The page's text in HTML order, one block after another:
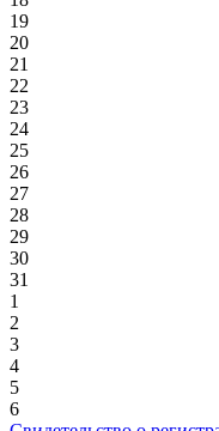
19
20
21
22
23
24
25
26
27
28
29
30
31
1
2
3
4
5
6